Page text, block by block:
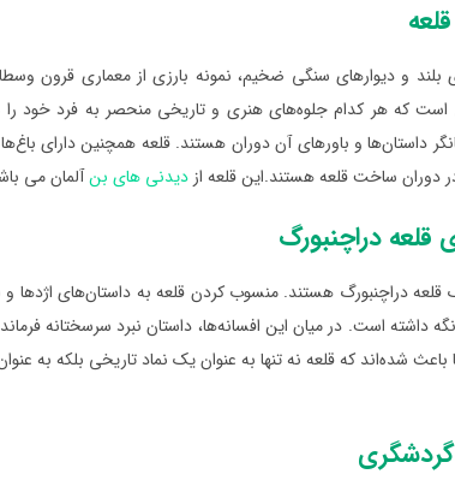
بلند و دیوارهای سنگی ضخیم، نمونه بارزی از معماری قرون
که هر کدام جلوه‌های هنری و تاریخی منحصر به فرد خود را
داستان‌ها و باورهای آن دوران هستند. قلعه همچنین دارای
دوران ساخت قلعه هستند.این قلعه ازدیدنی های بنآلمان می
قلعه دراچنبورگ
قلعه‌ دراچنبورگ هستند. منسوب کردن قلعه به داستان‌های اژدها
نگه داشته است. در میان این افسانه‌ها، داستان نبرد سرسختانه
شده‌اند که قلعه نه تنها به عنوان یک نماد تاریخی بلکه به